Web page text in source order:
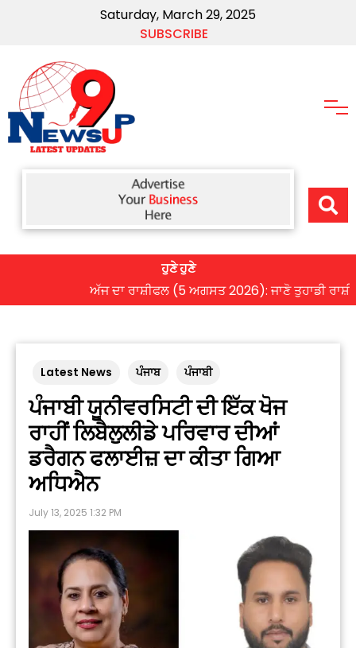
Saturday, March 29, 2025
SUBSCRIBE
ਹੁਣੇ ਹੁਣੇ
ਅੱਜ ਦਾ ਰਾਸ਼ੀਫਲ (5 ਅਗਸਤ 2026): ਜਾਣੋ ਤੁਹਾਡੀ ਰਾਸ਼ੀ ‘ਤੇ
Latest News ਪੰਜਾਬ ਪੰਜਾਬੀ
ਪੰਜਾਬੀ ਯੂਨੀਵਰਸਿਟੀ ਦੀ ਇੱਕ ਖੋਜ
ਰਾਹੀਂ ਲਿਬੈਲੁਲੀਡੇ ਪਰਿਵਾਰ ਦੀਆਂ
ਡਰੈਗਨ ਫਲਾਈਜ਼ ਦਾ ਕੀਤਾ ਗਿਆ
ਅਧਿਐਨ
July 13, 2025 1:32 PM